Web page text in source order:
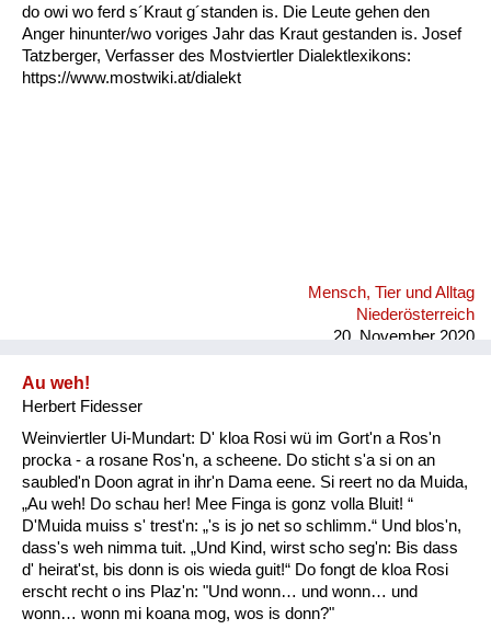
do owi wo ferd s´Kraut g´standen is. Die Leute gehen den
Anger hinunter/wo voriges Jahr das Kraut gestanden is. Josef
Tatzberger, Verfasser des Mostviertler Dialektlexikons:
https://www.mostwiki.at/dialekt
Mensch, Tier und Alltag
Niederösterreich
20. November 2020
Au weh!
Herbert Fidesser
Weinviertler Ui-Mundart: D' kloa Rosi wü im Gort'n a Ros'n
procka - a rosane Ros'n, a scheene. Do sticht s'a si on an
saubled'n Doon agrat in ihr'n Dama eene. Si reert no da Muida,
„Au weh! Do schau her! Mee Finga is gonz volla Bluit! “
D'Muida muiss s' trest'n: „'s is jo net so schlimm.“ Und blos'n,
dass's weh nimma tuit. „Und Kind, wirst scho seg'n: Bis dass
d' heirat'st, bis donn is ois wieda guit!“ Do fongt de kloa Rosi
erscht recht o ins Plaz'n: "Und wonn… und wonn… und
wonn… wonn mi koana mog, wos is donn?"